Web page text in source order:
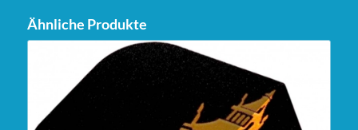
Ähnliche Produkte